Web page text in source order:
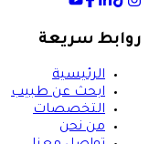
روابط سريعة
الرئيسية
ابحث عن طبيب
التخصصات
من نحن